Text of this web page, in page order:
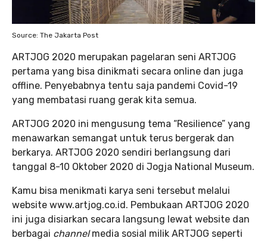
Source: The Jakarta Post
ARTJOG 2020 merupakan pagelaran seni ARTJOG
pertama yang bisa dinikmati secara online dan juga
offline. Penyebabnya tentu saja pandemi Covid-19
yang membatasi ruang gerak kita semua.
ARTJOG 2020 ini mengusung tema “Resilience” yang
menawarkan semangat untuk terus bergerak dan
berkarya. ARTJOG 2020 sendiri berlangsung dari
tanggal 8-10 Oktober 2020 di Jogja National Museum.
Kamu bisa menikmati karya seni tersebut melalui
website www.artjog.co.id. Pembukaan ARTJOG 2020
ini juga disiarkan secara langsung lewat website dan
berbagai channelmedia sosial milik ARTJOG seperti